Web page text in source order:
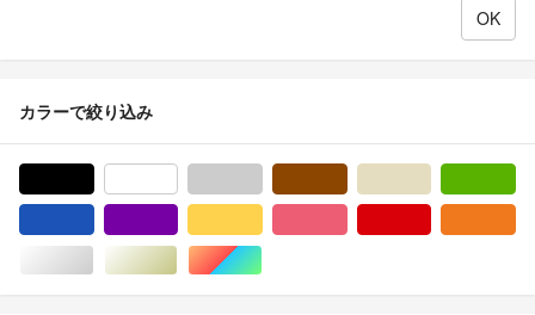
カラーで絞り込み
シルバー/銀色系ゴールド/金色系マルチカラー